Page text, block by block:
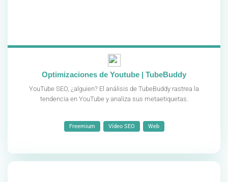
Optimizaciones de Youtube | TubeBuddy
YouTube SEO, ¿alguien? El análisis de TubeBuddy rastrea la
tendencia en YouTube y analiza sus metaetiquetas.
Freemium Vídeo SEO Web